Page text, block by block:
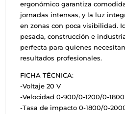
ergonómico garantiza
jornadas intensas, y la luz
en zonas con poca visibilidad.
pesada, construcción e
perfecta para quienes
resultados profesionales.
FICHA TÉCNICA:
-Voltaje 20 V
-Velocidad 0-900/0-1200/0-
-Tasa de impacto 0-1800/0-